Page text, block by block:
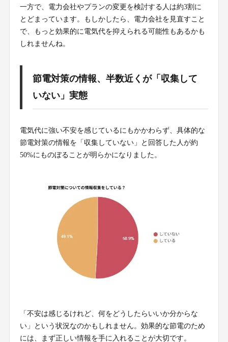
一方で、電力会社やプランの変更を検討する人は約3割に
とどまっています。もしかしたら、電力会社を見直すこと
で、もっと効果的に電気代を抑えられる可能性もあるかも
しれませんね。
節電対策の情報、半数近くが「収集して
いない」実態
電気代に強い不安を感じているにもかかわらず、具体的な
節電対策の情報を「収集していない」と回答した人が約
50%にものぼることが明らかになりました。
「不安は感じるけれど、何をどうしたらいいか分からな
い」という状況なのかもしれません。効果的な節電のため
には、まず正しい情報を手に入れることが大切です。